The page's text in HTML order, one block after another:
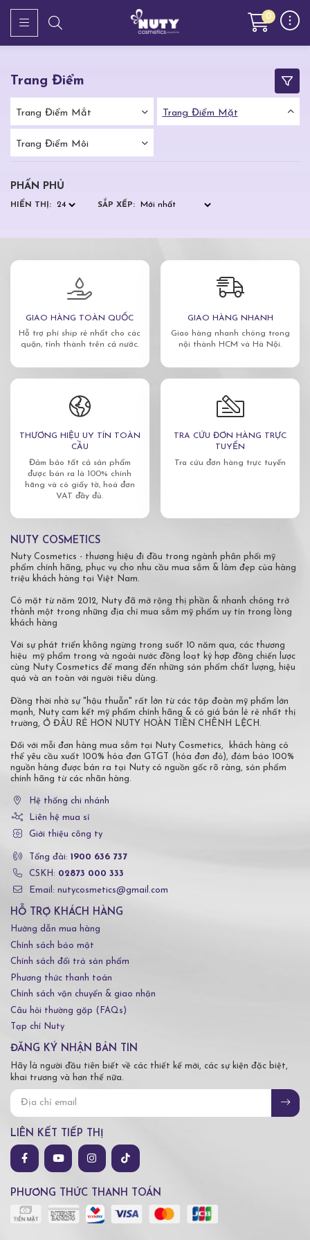
0
Trang Điểm
Trang Điểm Mắt Trang Điểm Mặt
Trang Điểm Môi
PHẤN PHỦ
HIỂN THỊ: SẮP XẾP:
GIAO HÀNG TOÀN QUỐC
Hỗ trợ phí ship rẻ nhất cho các
quận, tỉnh thành trên cả nước.
GIAO HÀNG NHANH
Giao hàng nhanh chóng trong
nội thành HCM và Hà Nội.
THƯƠNG HIỆU UY TÍN TOÀN
CẦU
Đảm bảo tất cả sản phẩm
được bán ra là 100% chính
hãng và có giấy tờ, hoá đơn
VAT đầy đủ.
TRA CỨU ĐƠN HÀNG TRỰC
TUYẾN
Tra cứu đơn hàng trực tuyến
NUTY COSMETICS
Nuty Cosmetics - thương hiệu đi đầu trong ngành phân phối mỹ
phẩm chính hãng, phục vụ cho nhu cầu mua sắm & làm đẹp của hàng
triệu khách hàng tại Việt Nam.
Có mặt từ năm 2012, Nuty đã mở rộng thị phần & nhanh chóng trở
thành một trong những địa chỉ mua sắm mỹ phẩm uy tín trong lòng
khách hàng
Với sự phát triển không ngừng trong suốt 10 năm qua, các thương
hiệu mỹ phẩm trong và ngoài nước đồng loạt ký hợp đồng chiến lược
cùng Nuty Cosmetics để mang đến những sản phẩm chất lượng, hiệu
quả và an toàn với người tiêu dùng.
Đồng thời nhờ sự "hậu thuẫn" rất lớn từ các tập đoàn mỹ phẩm lớn
mạnh, Nuty cam kết mỹ phẩm chính hãng & có giá bán lẻ rẻ nhất thị
trường, Ở ĐÂU RẺ HƠN NUTY HOÀN TIỀN CHÊNH LỆCH.
Đối với mỗi đơn hàng mua sắm tại Nuty Cosmetics, khách hàng có
thể yêu cầu xuất 100% hóa đơn GTGT (hóa đơn đỏ), đảm bảo 100%
nguồn hàng được bán ra tại Nuty có nguồn gốc rõ ràng, sản phẩm
chính hãng từ các nhãn hàng.
Hệ thống chi nhánh
Liên hệ mua sỉ
Giới thiệu công ty
Tổng đài: 1900 636 737
CSKH: 02873 000 333
Email: nutycosmetics@gmail.com
HỖ TRỢ KHÁCH HÀNG
Hướng dẫn mua hàng
Chính sách bảo mật
Chính sách đổi trả sản phẩm
Phương thức thanh toán
Chính sách vận chuyển & giao nhận
Câu hỏi thường gặp (FAQs)
Tạp chí Nuty
ĐĂNG KÝ NHẬN BẢN TIN
Hãy là người đầu tiên biết về các thiết kế mới, các sự kiện đặc biệt,
khai trương và hơn thế nữa.
LIÊN KẾT TIẾP THỊ
PHƯƠNG THỨC THANH TOÁN